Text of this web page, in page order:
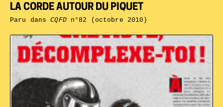
LA CORDE AUTOUR DU PIQUET
Paru dansCQFDn°82 (octobre 2010)